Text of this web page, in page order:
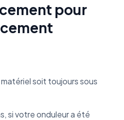
pour
soit toujours sous
si votre onduleur a été